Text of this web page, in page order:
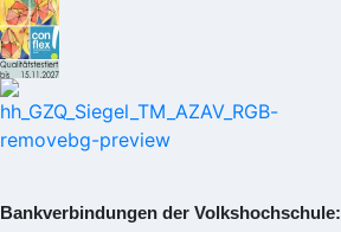
Bankverbindungen der Volkshochschule: